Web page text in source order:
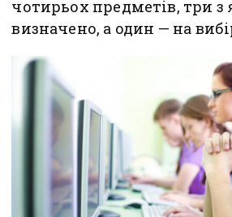
чотирьох предметів, три з
визначено, а один — на